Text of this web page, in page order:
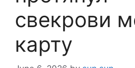
свекрови
карту